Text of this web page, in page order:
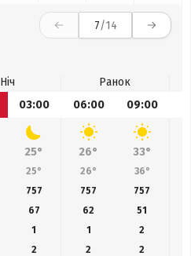
7/14
Ніч
Ранок
03:00 06:00 09:00
25° 26° 33°
25° 26° 36°
757 757 757
67 62 51
1 1
2
2 2 2